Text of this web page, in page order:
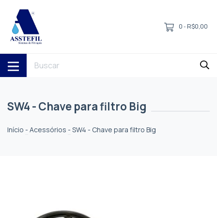
0 - R$0,00
SW4 - Chave para filtro Big
Início - Acessórios - SW4 - Chave para filtro Big